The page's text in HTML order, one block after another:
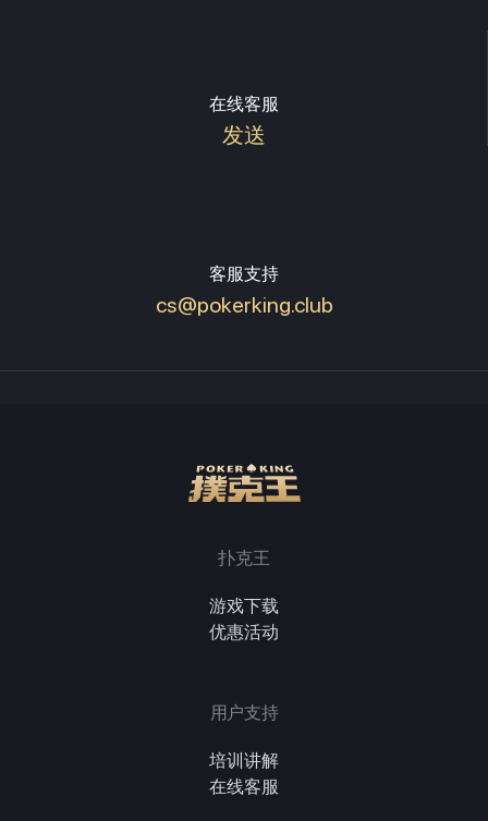
在线客服
发送
客服支持
cs@pokerking.club
扑克王
游戏下载
优惠活动
用户支持
培训讲解
在线客服